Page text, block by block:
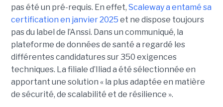
pas été un pré-requis. En effet, Scaleway a entamé sa
certification en janvier 2025 et ne dispose toujours
pas du label de l’Anssi. Dans un communiqué, la
plateforme de données de santé a regardé les
différentes candidatures sur 350 exigences
techniques. La filiale d’Iliad a été sélectionnée en
apportant une solution « la plus adaptée en matière
de sécurité, de scalabilité et de résilience ».